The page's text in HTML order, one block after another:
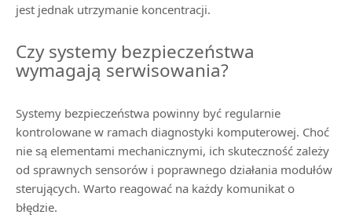
jest jednak utrzymanie koncentracji.
Czy systemy bezpieczeństwa
wymagają serwisowania?
Systemy bezpieczeństwa powinny być regularnie
kontrolowane w ramach diagnostyki komputerowej. Choć
nie są elementami mechanicznymi, ich skuteczność zależy
od sprawnych sensorów i poprawnego działania modułów
sterujących. Warto reagować na każdy komunikat o
błędzie.